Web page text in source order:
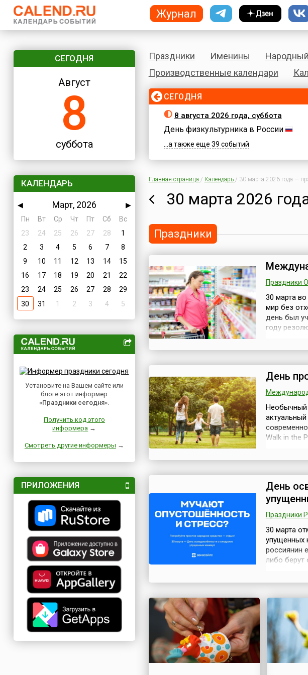
СЕГОДНЯ
Август
8
суббота
КАЛЕНДАРЬ
◀ Март, 2026
▶
Пн
Вт Ср Чт Пт Сб
Вс
23
24 25 26 27 28
1
2
3 4 5 6 7
8
9
10 11 12 13 14
15
16
17 18 19 20 21
22
23
24 25 26 27 28
29
30
31 1 2 3 4 5
Установите на Вашем сайте или
блоге этот информер
«Праздники сегодня».
Получить код этого
информера →
Смотреть другие информеры →
ПРИЛОЖЕНИЯ
Праздники Именины
Производственные календари
СЕГОДНЯ
8 августа 2026 года, суббота
День физкультурника в России
...а также еще 39 событий
Главная страница / Календарь / 30 марта 2026 года —
30 марта 2026
Праздники
Праздники
30 марта
мир без
день был
году
образу
День
Необычный
Walk in the
секрет, что
День
Праздники
30 марта
упущенных
россиянин
либо берут
здоровья.
Журнал